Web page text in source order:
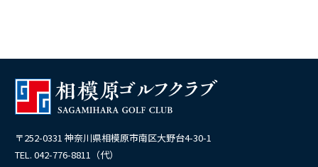
〒252-0331 神奈川県相模原市南区大野台4-30-1
TEL. 042-776-8811（代）